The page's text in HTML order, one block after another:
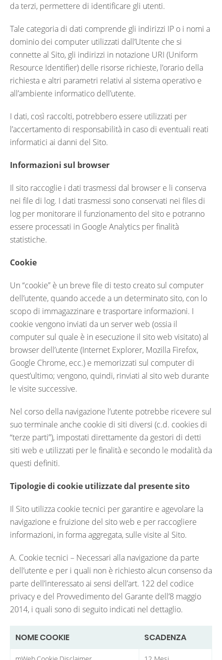
da terzi, permettere di identificare gli utenti.
Tale categoria di dati comprende gli indirizzi IP o i nomi a
dominio dei computer utilizzati dall’Utente che si
connette al Sito, gli indirizzi in notazione URI (Uniform
Resource Identifier) delle risorse richieste, l’orario della
richiesta e altri parametri relativi al sistema operativo e
all’ambiente informatico dell’utente.
I dati, così raccolti, potrebbero essere utilizzati per
l’accertamento di responsabilità in caso di eventuali reati
informatici ai danni del Sito.
Informazioni sul browser
Il sito raccoglie i dati trasmessi dal browser e li conserva
nei file di log. I dati trasmessi sono conservati nei files di
log per monitorare il funzionamento del sito e potranno
essere processati in Google Analytics per finalità
statistiche.
Cookie
Un “cookie” è un breve file di testo creato sul computer
dell’utente, quando accede a un determinato sito, con lo
scopo di immagazzinare e trasportare informazioni. I
cookie vengono inviati da un server web (ossia il
computer sul quale è in esecuzione il sito web visitato) al
browser dell’utente (Internet Explorer, Mozilla Firefox,
Google Chrome, ecc.) e memorizzati sul computer di
quest’ultimo; vengono, quindi, rinviati al sito web durante
le visite successive.
Nel corso della navigazione l’utente potrebbe ricevere sul
suo terminale anche cookie di siti diversi (c.d. cookies di
“terze parti”), impostati direttamente da gestori di detti
siti web e utilizzati per le finalità e secondo le modalità da
questi definiti.
Tipologie di cookie utilizzate dal presente sito
Il Sito utilizza cookie tecnici per garantire e agevolare la
navigazione e fruizione del sito web e per raccogliere
informazioni, in forma aggregata, sulle visite al Sito.
A. Cookie tecnici – Necessari alla navigazione da parte
dell’utente e per i quali non è richiesto alcun consenso da
parte dell’interessato ai sensi dell’art. 122 del codice
privacy e del Provvedimento del Garante dell’8 maggio
2014, i quali sono di seguito indicati nel dettaglio.
NOME COOKIE SCADENZA